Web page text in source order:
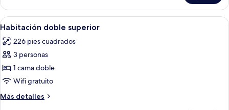
doble
Confort
Abrir
todas
las
fotos
de
Habitación
doble
superior
Un dormitorio con una cama, un
8
Habitación doble superior
226 pies cuadrados
3 personas
1 cama doble
Wifi gratuito
Más detalles
Más